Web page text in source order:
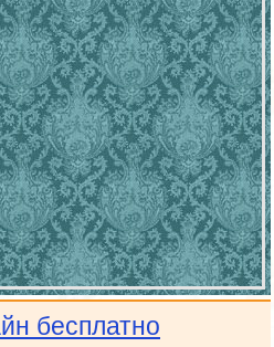
бесплатно